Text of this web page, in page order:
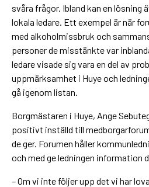
svåra frågor. Ibland kan en lösning
lokala ledare. Ett exempel är när
med alkoholmissbruk och
personer de misstänkte var
ledare visade sig vara en del av
uppmärksamhet i Huye och
gå igenom listan.
Borgmästaren i Huye, Ange
positivt inställd till
de ger. Forumen håller
och med ge ledningen information
– Om vi inte följer upp det vi har